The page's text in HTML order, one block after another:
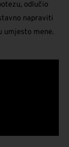
odlučio
napraviti
umjesto mene.